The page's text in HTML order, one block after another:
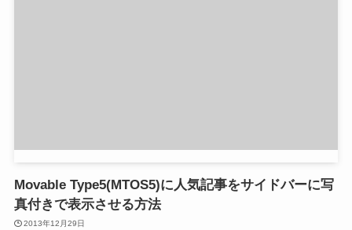
Movable Type5(MTOS5)に人気記事をサイドバーに写
真付きで表示させる方法
2013年12月29日